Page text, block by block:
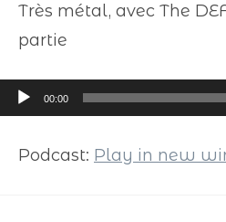
Très métal, avec The
partie
Lecteur
audio
00:00
Podcast: Play in new